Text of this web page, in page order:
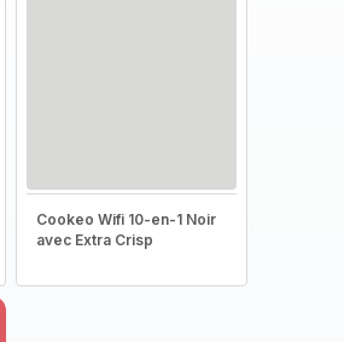
Cookeo Wifi 10-en-1 Noir
avec Extra Crisp